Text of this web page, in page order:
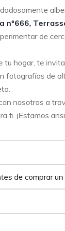
nº666,
de
tu hogar, te
fotografías de
nosotros a
ti. ¡Estamos
de comprar un